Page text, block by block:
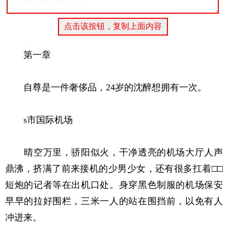
第一章
自尊是一件奢侈品，24岁的沈醉想拥有一次。
s市国际机场
晴空万里，骄阳似火，干净透亮的机场大厅人声
鼎沸，挤满了前来接机的少男少女，还有很多扛着□□
短炮的记者等在出机口处。身穿黑色制服的机场保安
早早的拉好围栏，三米一人的站在围挡前，以免有人
冲进来。